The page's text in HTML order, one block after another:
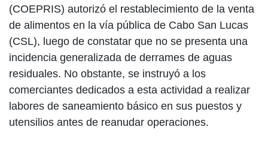
(COEPRIS) autorizó el restablecimiento de la venta
de alimentos en la vía pública de Cabo San Lucas
(CSL), luego de constatar que no se presenta una
incidencia generalizada de derrames de aguas
residuales. No obstante, se instruyó a los
comerciantes dedicados a esta actividad a realizar
labores de saneamiento básico en sus puestos y
utensilios antes de reanudar operaciones.